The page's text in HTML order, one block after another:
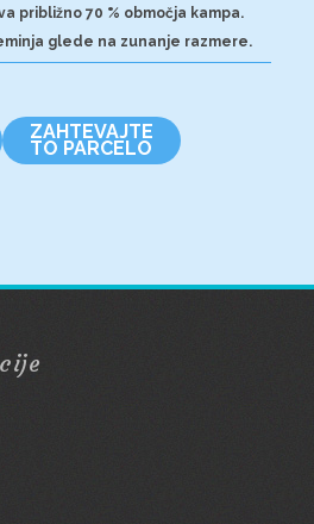
približno 70 % območja kampa.
glede na zunanje razmere.
ZAHTEVAJTE
TO PARCELO